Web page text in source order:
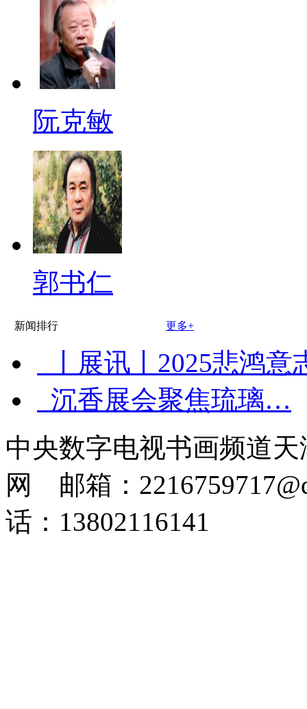
阮克敏
郭书仁
新闻排行 更多+
丨展讯丨2025悲鸿
沉香展会聚焦琉璃…
中央数字电视书画频道
网 邮箱：
话：13802116141